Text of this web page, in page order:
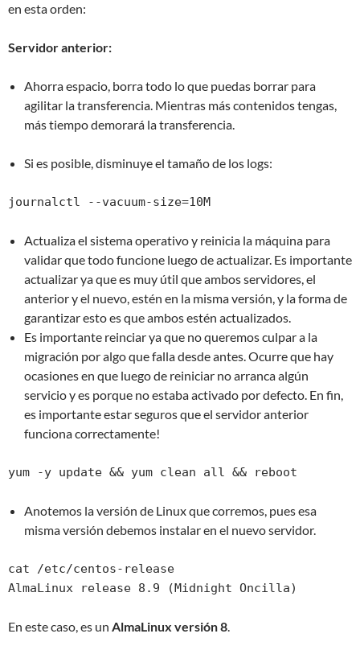
en esta orden:
Servidor anterior:
Ahorra espacio, borra todo lo que puedas borrar para
agilitar la transferencia. Mientras más contenidos tengas,
más tiempo demorará la transferencia.
Si es posible, disminuye el tamaño de los logs:
journalctl --vacuum-size=10M
Actualiza el sistema operativo y reinicia la máquina para
validar que todo funcione luego de actualizar. Es importante
actualizar ya que es muy útil que ambos servidores, el
anterior y el nuevo, estén en la misma versión, y la forma de
garantizar esto es que ambos estén actualizados.
Es importante reinciar ya que no queremos culpar a la
migración por algo que falla desde antes. Ocurre que hay
ocasiones en que luego de reiniciar no arranca algún
servicio y es porque no estaba activado por defecto. En fin,
es importante estar seguros que el servidor anterior
funciona correctamente!
yum -y update && yum clean all && reboot
Anotemos la versión de Linux que corremos, pues esa
misma versión debemos instalar en el nuevo servidor.
cat /etc/centos-release
AlmaLinux release 8.9 (Midnight Oncilla)
En este caso, es un AlmaLinux versión 8.